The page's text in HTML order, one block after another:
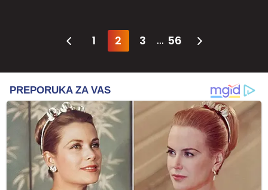
1 2 3 ... 56